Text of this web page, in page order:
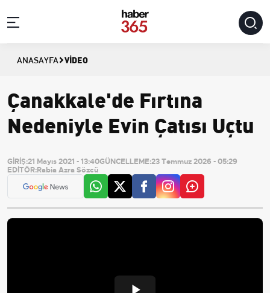
ANASAYFA VIDEO
Çanakkale'de Fırtına
Nedeniyle Evin Çatısı Uçtu
GİRİŞ:21 Mayıs 2021 - 13:40GÜNCELLEME:23 Temmuz 2026 - 05:29
EDİTÖR:Rabia Azra Sözcü